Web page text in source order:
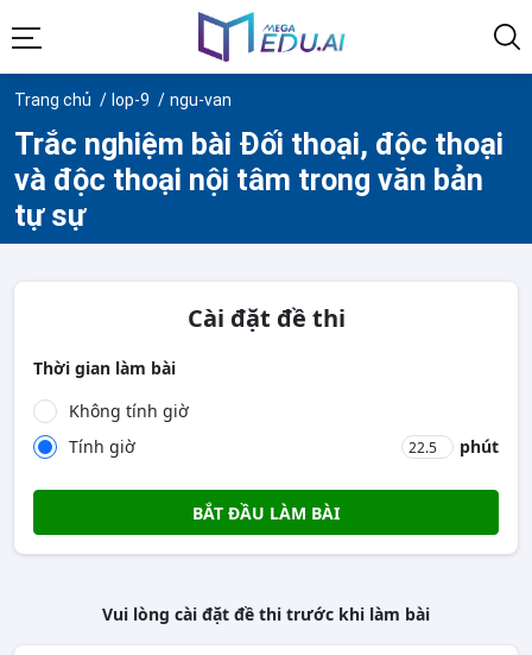
Trang chủ lop-9 ngu-van
Trắc nghiệm bài Đối thoại, độc thoại
và độc thoại nội tâm trong văn bản
tự sự
Cài đặt đề thi
Thời gian làm bài
Không tính giờ
Tính giờ
phút
BẮT ĐẦU LÀM BÀI
Vui lòng cài đặt đề thi trước khi làm bài